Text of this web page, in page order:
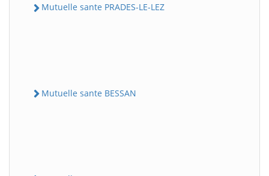
Mutuelle sante PRADES-LE-LEZ
Mutuelle sante BESSAN